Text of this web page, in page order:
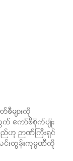
များကို
တွက် ကော်ဖီစိုက်ပျိုး
ည်ဟု ဉာဏ်ကြီးရှင်
းထွန်းကုမ္ပဏီကို